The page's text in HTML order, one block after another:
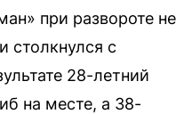
при развороте не
столкнулся с
28-летний
на месте, а 38-